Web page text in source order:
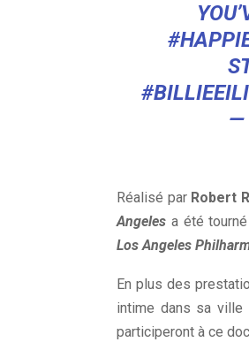
—
Réalisé par Robert
Angeles a été
Los Angeles
En plus des
intime dans sa ville
participeront à ce